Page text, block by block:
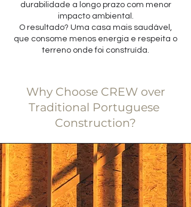
durabilidade a longo prazo com menor
impacto ambiental.
O resultado? Uma casa mais saudável,
que consome menos energia e respeita o
terreno onde foi construída.
Why Choose CREW over
Traditional Portuguese
Construction?